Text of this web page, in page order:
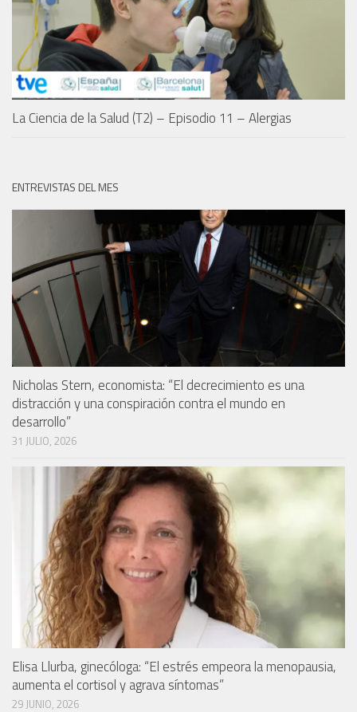
La Ciencia de la Salud (T2) – Episodio 11 – Alergias
ENTREVISTAS DEL MES
Nicholas Stern, economista: “El decrecimiento es una
distracción y una conspiración contra el mundo en
desarrollo”
31 JULIO, 2026
Elisa Llurba, ginecóloga: “El estrés empeora la menopausia,
aumenta el cortisol y agrava síntomas”
29 JUNIO, 2026